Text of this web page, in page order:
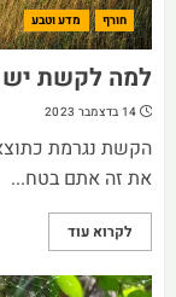
חורף מדע וטבע
למה לקשת
14 בדצמבר 2023
הקשת נגרמת
את זה אתם בטח...
לקרוא עוד